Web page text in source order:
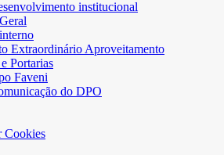
institucional
Extraordinário Aproveitamento
Portarias
Faveni
do DPO
Cookies